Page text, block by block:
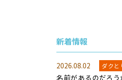
新着情報
2026.08.02 ダクと
名前があるのだろう